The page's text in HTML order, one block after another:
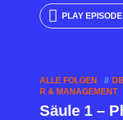
PLAY EPISODE
ALLE FOLGEN
R & MANAGEMENT
Säule 1 –